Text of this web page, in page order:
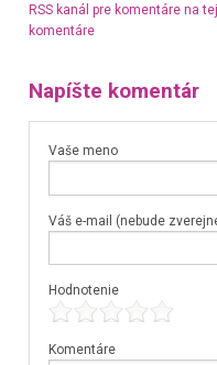
RSS kanál pre komentáre na
komentáre
Napíšte komentár
Vaše meno
Váš e-mail (nebude
Hodnotenie
Komentáre